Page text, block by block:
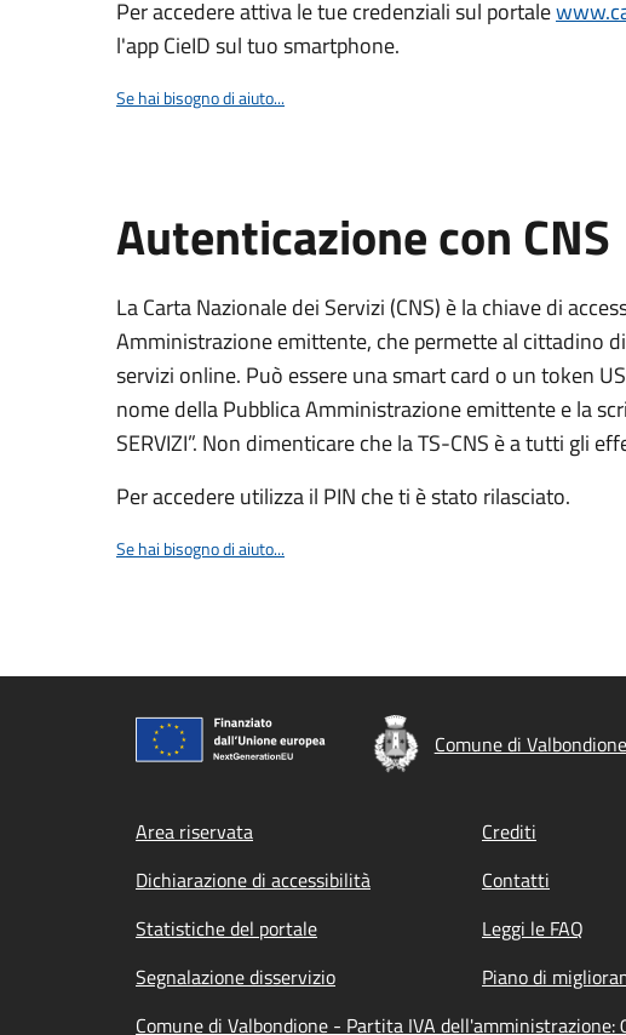
Per accedere attiva le tue credenziali sul portale
l'app CieID sul tuo smartphone.
Se hai bisogno di aiuto...
Autenticazione con CNS
La Carta Nazionale dei Servizi (CNS) è la chiave di
Amministrazione emittente, che permette al cittadino
servizi online. Può essere una smart card o un token
nome della Pubblica Amministrazione emittente e la
SERVIZI”. Non dimenticare che la TS-CNS è a tutti gli
Per accedere utilizza il PIN che ti è stato rilasciato.
Se hai bisogno di aiuto...
Comune di Valbondione
Footer menu
Area riservata Crediti
Dichiarazione di accessibilità
Contatti
Statistiche del portale
Leggi le FAQ
Segnalazione disservizio
Piano di
Comune di Valbondione - Partita IVA dell'amministrazione: